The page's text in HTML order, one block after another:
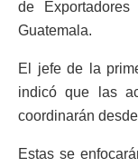
de
Guatemala.
El jefe de la
indicó que las
coordinarán
Estas se